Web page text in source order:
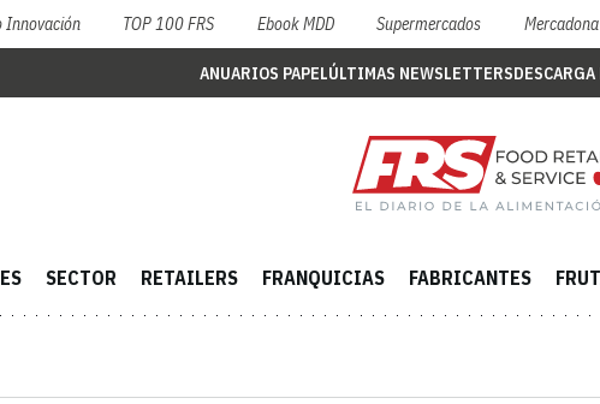
Innovación TOP 100 FRS Ebook MDD Supermercados Mercadona
ANUARIOS PAPELÚLTIMAS NEWSLETTERSDESCARGA
SECTOR RETAILERS FRANQUICIAS FABRICANTES